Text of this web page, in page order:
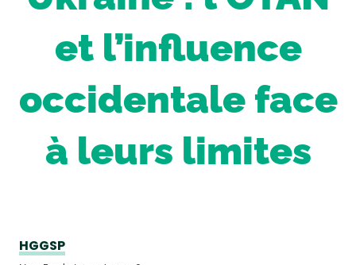
et l’influence
occidentale face
à leurs limites
HGGSP